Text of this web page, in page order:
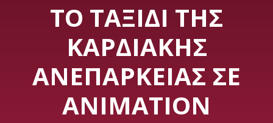
ΤΟ ΤΑΞΊΔΙ ΤΗΣ
ΚΑΡΔΙΑΚΉΣ
ΑΝΕΠΆΡΚΕΙΑΣ ΣΕ
ANIMATION